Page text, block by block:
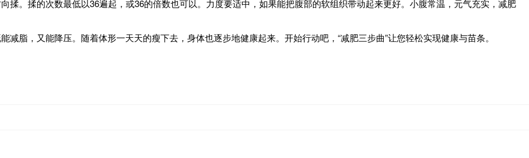
揉。揉的次数最低以36遍起，或36的倍数也可以。力度要适中，如果能把腹部的软组织带动起来更好。小腹常温，元气充实，减肥
脂，又能降压。随着体形一天天的瘦下去，身体也逐步地健康起来。开始行动吧，“减肥三步曲”让您轻松实现健康与苗条。